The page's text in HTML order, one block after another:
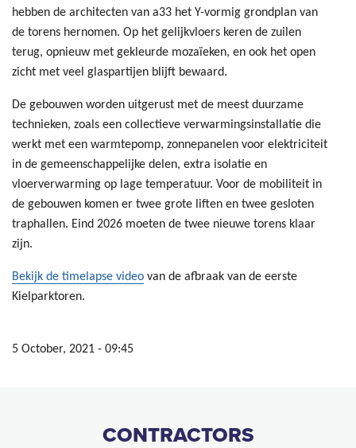
hebben de architecten van a33 het Y-vormig grondplan van
de torens hernomen. Op het gelijkvloers keren de zuilen
terug, opnieuw met gekleurde mozaïeken, en ook het open
zicht met veel glaspartijen blijft bewaard.
De gebouwen worden uitgerust met de meest duurzame
technieken, zoals een collectieve verwarmingsinstallatie die
werkt met een warmtepomp, zonnepanelen voor elektriciteit
in de gemeenschappelijke delen, extra isolatie en
vloerverwarming op lage temperatuur. Voor de mobiliteit in
de gebouwen komen er twee grote liften en twee gesloten
traphallen. Eind 2026 moeten de twee nieuwe torens klaar
zijn.
Bekijk de timelapse video van de afbraak van de eerste
Kielparktoren.
5 October, 2021 - 09:45
CONTRACTORS